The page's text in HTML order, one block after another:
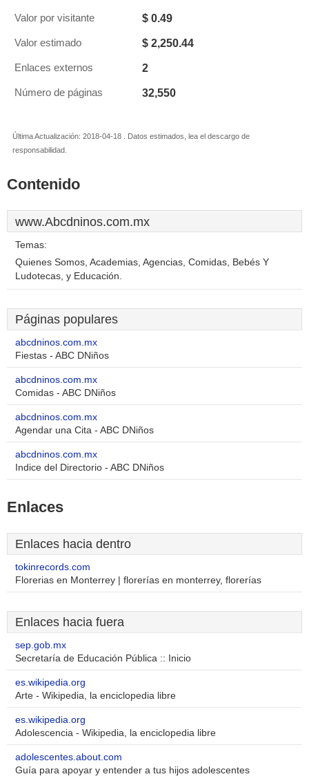
Valor por visitante $ 0.49
Valor estimado $ 2,250.44
Enlaces externos 2
Número de páginas 32,550
Última Actualización: 2018-04-18 . Datos estimados, lea el descargo de
responsabilidad.
Contenido
www.Abcdninos.com.mx
Temas:
Quienes Somos, Academias, Agencias, Comidas, Bebés Y
Ludotecas, y Educación.
Páginas populares
abcdninos.com.mx
Fiestas - ABC DNiños
abcdninos.com.mx
Comidas - ABC DNiños
abcdninos.com.mx
Agendar una Cita - ABC DNiños
abcdninos.com.mx
Indice del Directorio - ABC DNiños
Enlaces
Enlaces hacia dentro
tokinrecords.com
Florerias en Monterrey | florerías en monterrey, florerías
Enlaces hacia fuera
sep.gob.mx
Secretaría de Educación Pública :: Inicio
es.wikipedia.org
Arte - Wikipedia, la enciclopedia libre
es.wikipedia.org
Adolescencia - Wikipedia, la enciclopedia libre
adolescentes.about.com
Guía para apoyar y entender a tus hijos adolescentes